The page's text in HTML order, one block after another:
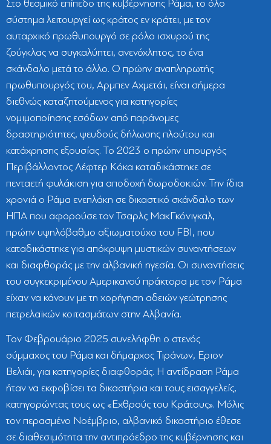
Στο θεσμικό επίπεδο της κυβέρνησης Ράμα, το όλο
σύστημα λειτουργεί ως κράτος εν κράτει, με τον
αυταρχικό πρωθυπουργό σε ρόλο ισχυρού της
ζούγκλας να συγκαλύπτει, ανενόχλητος, το ένα
σκάνδαλο μετά το άλλο. Ο πρώην αναπληρωτής
πρωθυπουργός του, Αρμπεν Αχμετάι, είναι σήμερα
διεθνώς καταζητούμενος για κατηγορίες
νομιμοποίησης εσόδων από παράνομες
δραστηριότητες, ψευδούς δήλωσης πλούτου και
κατάχρησης εξουσίας. Το 2023 ο πρώην υπουργός
Περιβάλλοντος Λέφτερ Κόκα καταδικάστηκε σε
πενταετή φυλάκιση για αποδοχή δωροδοκιών. Την ίδια
χρονιά ο Ράμα ενεπλάκη σε δικαστικό σκάνδαλο των
ΗΠΑ που αφορούσε τον Τσαρλς ΜακΓκόνιγκαλ,
πρώην υψηλόβαθμο αξιωματούχο του FBI, που
καταδικάστηκε για απόκρυψη μυστικών συναντήσεων
και διαφθοράς με την αλβανική ηγεσία. Οι συναντήσεις
του συγκεκριμένου Αμερικανού πράκτορα με τον Ράμα
είχαν να κάνουν με τη χορήγηση αδειών γεώτρησης
πετρελαϊκών κοιτασμάτων στην Αλβανία.
Τον Φεβρουάριο 2025 συνελήφθη ο στενός
σύμμαχος του Ράμα και δήμαρχος Τιράνων, Εριον
Βελιάι, για κατηγορίες διαφθοράς. Η αντίδραση Ράμα
ήταν να εκφοβίσει τα δικαστήρια και τους εισαγγελείς,
κατηγορώντας τους ως «Εχθρούς του Κράτους». Μόλις
τον περασμένο Νοέμβριο, αλβανικό δικαστήριο έθεσε
σε διαθεσιμότητα την αντιπρόεδρο της κυβέρνησης και